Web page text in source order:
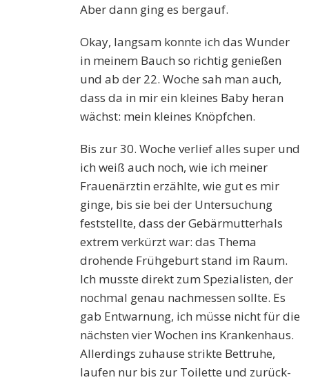
Aber dann ging es bergauf.
Okay, langsam konnte ich das Wunder
in meinem Bauch so richtig genießen
und ab der 22. Woche sah man auch,
dass da in mir ein kleines Baby heran
wächst: mein kleines Knöpfchen.
Bis zur 30. Woche verlief alles super und
ich weiß auch noch, wie ich meiner
Frauenärztin erzählte, wie gut es mir
ginge, bis sie bei der Untersuchung
feststellte, dass der Gebärmutterhals
extrem verkürzt war: das Thema
drohende Frühgeburt stand im Raum.
Ich musste direkt zum Spezialisten, der
nochmal genau nachmessen sollte. Es
gab Entwarnung, ich müsse nicht für die
nächsten vier Wochen ins Krankenhaus.
Allerdings zuhause strikte Bettruhe,
laufen nur bis zur Toilette und zurück-